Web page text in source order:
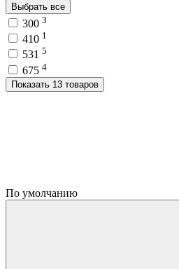
Выбрать все
300 3
410 1
531 5
675 4
Показать 13 товаров
По умолчанию